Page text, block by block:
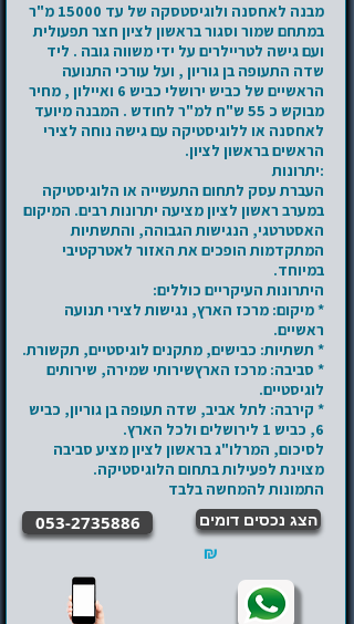
מבנה לאחסנה ולוגיסטסקה של עד 15000 מ"ר
במתחם שמור וסגור בראשון לציון חצר תפעולית
ועם גישה לטריילרים על ידי משווה גובה . ליד
שדה התעופה בן גוריון , ועל עורכי התנועה
הראשיים של כביש ירושלי כביש 6 ואיילון , מחיר
מבוקש כ 55 ש"ח למ"ר לחודש . המבנה מיועד
לאחסנה או ללוגיסטיקה עם גישה נוחה לצירי
הראשים בראשון לציון.
:יתרונות
העברת עסק לתחום התעשייה או הלוגיסטיקה
במערב ראשון לציון מציעה יתרונות רבים. המיקום
האסטרטגי, הנגישות הגבוהה, והתשתיות
המתקדמות הופכים את האזור לאטרקטיבי
במיוחד.
היתרונות העיקריים כוללים:
* מיקום: מרכז הארץ, נגישות לצירי תנועה
ראשיים.
* תשתיות: כבישים, מתקנים לוגיסטיים, תקשורת.
* סביבה: מרכז הארץשירותי שמירה, שירותים
לוגיסטיים.
* קירבה: לתל אביב, שדה תעופה בן גוריון, כביש
6, כביש 1 לירושלים ולכל הארץ.
לסיכום, המרלו"ג בראשון לציון מציע סביבה
מצוינת לפעילות בתחום הלוגיסטיקה.
התמונות להמחשה בלבד
הצג נכסים דומים 053-2735886
₪